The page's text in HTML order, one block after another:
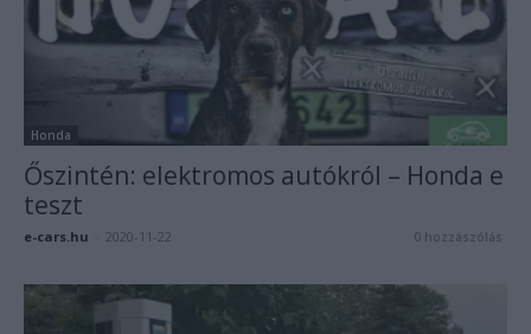
Honda
Őszintén: elektromos autókról – Honda e
teszt
e-cars.hu 2020-11-22 0 hozzászólás